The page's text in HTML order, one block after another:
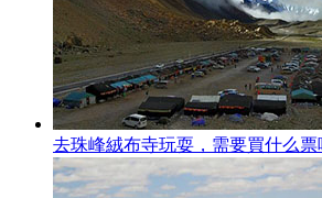
去珠峰絨布寺玩耍，需要買什么票